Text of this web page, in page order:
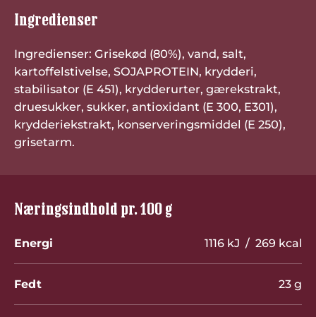
Næringsindhold pr. 100 g
Energi 1116 kJ / 269 kcal
Fedt 23 g
Ingredienser
Ingredienser: Grisekød (80%), vand, salt,
kartoffelstivelse, SOJAPROTEIN, krydderi,
stabilisator (E 451), krydderurter, gærekstrakt,
druesukker, sukker, antioxidant (E 300, E301),
krydderiekstrakt, konserveringsmiddel (E 250),
grisetarm.